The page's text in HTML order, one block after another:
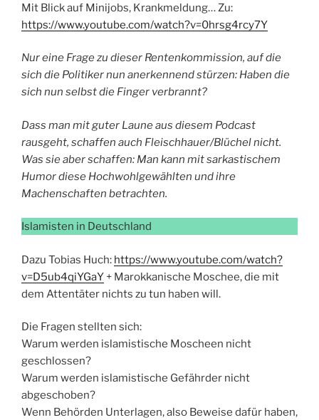
Mit Blick auf Minijobs, Krankmeldung… Zu:
https://www.youtube.com/watch?v=0hrsg4rcy7Y
Nur eine Frage zu dieser Rentenkommission, auf die
sich die Politiker nun anerkennend stürzen: Haben die
sich nun selbst die Finger verbrannt?
Dass man mit guter Laune aus diesem Podcast
rausgeht, schaffen auch Fleischhauer/Blüchel nicht.
Was sie aber schaffen: Man kann mit sarkastischem
Humor diese Hochwohlgewählten und ihre
Machenschaften betrachten.
Islamisten in Deutschland
Dazu Tobias Huch: https://www.youtube.com/watch?
v=D5ub4qiYGaY + Marokkanische Moschee, die mit
dem Attentäter nichts zu tun haben will.
Die Fragen stellten sich:
Warum werden islamistische Moscheen nicht
geschlossen?
Warum werden islamistische Gefährder nicht
abgeschoben?
Wenn Behörden Unterlagen, also Beweise dafür haben,